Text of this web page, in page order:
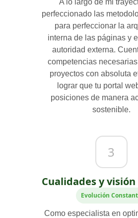
A lo largo de mi
perfeccionado las
para perfeccionar la
interna de las páginas y
autoridad externa.
competencias
proyectos con absoluta
lograr que tu portal
posiciones de manera
sostenible.
3
Cualidades y
Evolución
Como especialista en